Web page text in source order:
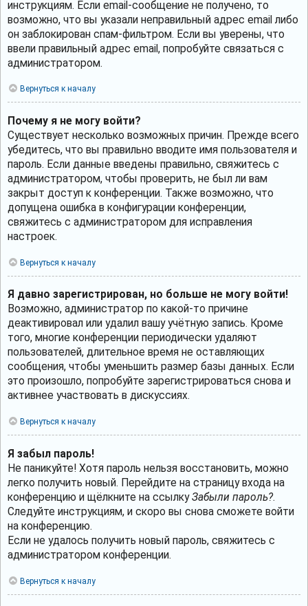
инструкциям. Если email-сообщение не получено, то
возможно, что вы указали неправильный адрес email либо
он заблокирован спам-фильтром. Если вы уверены, что
ввели правильный адрес email, попробуйте связаться с
администратором.
Вернуться к началу
Почему я не могу войти?
Существует несколько возможных причин. Прежде всего
убедитесь, что вы правильно вводите имя пользователя и
пароль. Если данные введены правильно, свяжитесь с
администратором, чтобы проверить, не был ли вам
закрыт доступ к конференции. Также возможно, что
допущена ошибка в конфигурации конференции,
свяжитесь с администратором для исправления
настроек.
Вернуться к началу
Я давно зарегистрирован, но больше не могу войти!
Возможно, администратор по какой-то причине
деактивировал или удалил вашу учётную запись. Кроме
того, многие конференции периодически удаляют
пользователей, длительное время не оставляющих
сообщения, чтобы уменьшить размер базы данных. Если
это произошло, попробуйте зарегистрироваться снова и
активнее участвовать в дискуссиях.
Вернуться к началу
Я забыл пароль!
Не паникуйте! Хотя пароль нельзя восстановить, можно
легко получить новый. Перейдите на страницу входа на
конференцию и щёлкните на ссылкуЗабыли пароль?.
Следуйте инструкциям, и скоро вы снова сможете войти
на конференцию.
Если не удалось получить новый пароль, свяжитесь с
администратором конференции.
Вернуться к началу